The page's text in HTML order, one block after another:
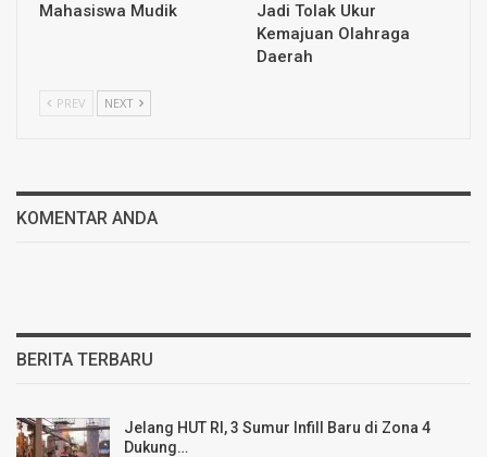
Mahasiswa Mudik
Jadi Tolak Ukur
Kemajuan Olahraga
Daerah
PREV NEXT
KOMENTAR ANDA
BERITA TERBARU
Jelang HUT RI, 3 Sumur Infill Baru di Zona 4
Dukung…